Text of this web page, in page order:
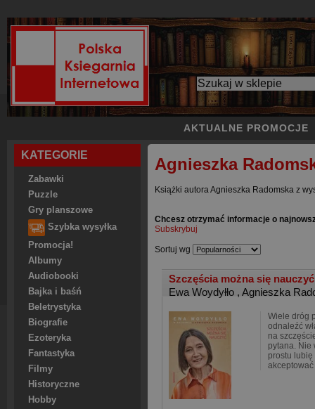
AKTUALNE PROMOCJE
KATEGORIE
Zabawki
Puzzle
Gry planszowe
Szybka wysyłka
Promocja!
Albumy
Audiobooki
Bajka i baśń
Beletrystyka
Biografie
Ezoteryka
Fantastyka
Filmy
Historyczne
Hobby
Agnieszka
Książki autora Agnieszka Radomska z
Chcesz otrzymać informacje o
Subskrybuj
Sortuj wg
Szczęścia można się
Ewa Woydyłło , Agnieszka
Wiele dróg
odnaleźć
na
pytana. Nie
prostu lubię
akceptować